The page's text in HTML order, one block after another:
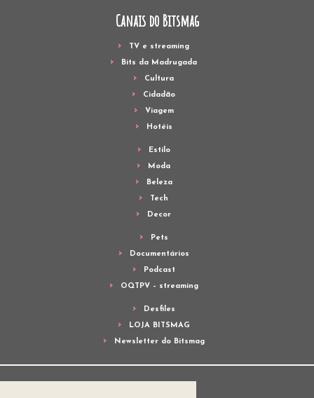
Canais do Bitsmag
TV e streaming
Bits da Madrugada
Cultura
Cidadão
Viagem
Hotéis
Estilo
Moda
Beleza
Tech
Decor
Pets
Documentários
Podcast
OQTPV – streaming
Desfiles
LOJA BITSMAG
Newsletter do Bitsmag